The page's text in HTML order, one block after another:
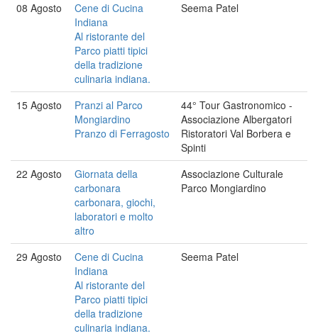
08 Agosto
Cene di Cucina
Indiana
Al ristorante del
Parco piatti tipici
della tradizione
culinaria indiana.
Seema Patel
15 Agosto
Pranzi al Parco
Mongiardino
Pranzo di Ferragosto
44° Tour Gastronomico -
Associazione Albergatori
Ristoratori Val Borbera e
Spinti
22 Agosto
Giornata della
carbonara
carbonara, giochi,
laboratori e molto
altro
Associazione Culturale
Parco Mongiardino
29 Agosto
Cene di Cucina
Indiana
Al ristorante del
Parco piatti tipici
della tradizione
culinaria indiana.
Seema Patel